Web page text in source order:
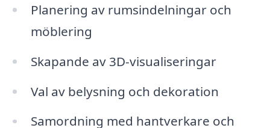
Planering av rumsindelningar och
möblering
Skapande av 3D-visualiseringar
Val av belysning och dekoration
Samordning med hantverkare och